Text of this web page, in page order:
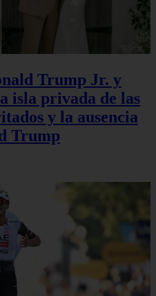
Trump Jr. y
isla privada de las
y la ausencia
Trump